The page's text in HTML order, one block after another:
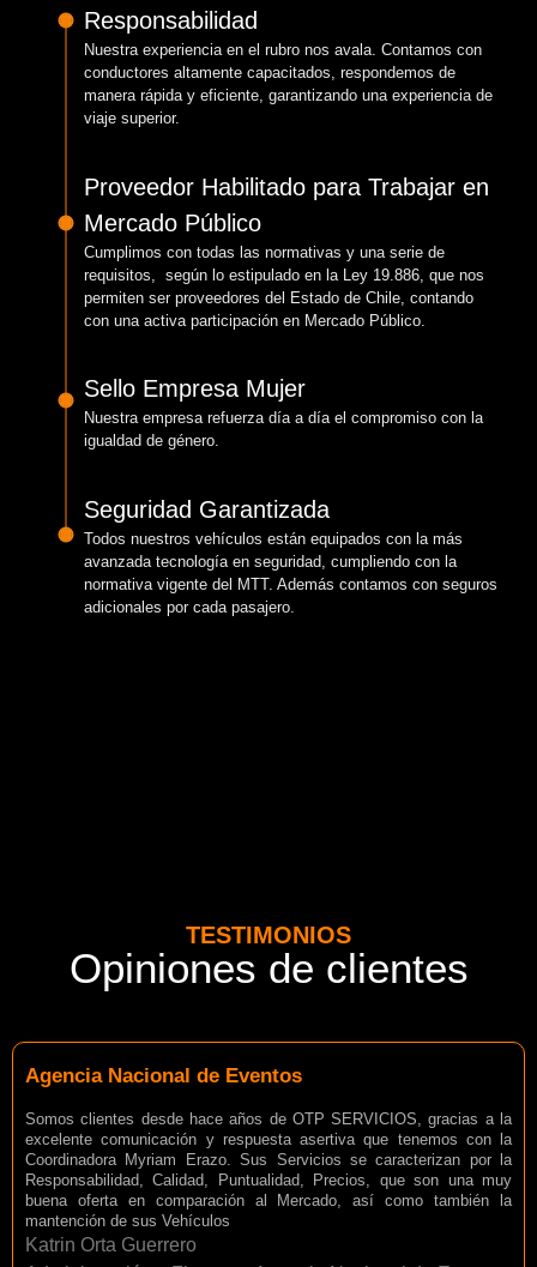
Responsabilidad
Nuestra experiencia en el rubro nos avala. Contamos con
conductores altamente capacitados, respondemos de
manera rápida y eficiente, garantizando una experiencia de
viaje superior.
Proveedor Habilitado para Trabajar en
Mercado Público
Cumplimos con todas las normativas y una serie de
requisitos, según lo estipulado en la Ley 19.886, que nos
permiten ser proveedores del Estado de Chile, contando
con una activa participación en Mercado Público.
Sello Empresa Mujer
Nuestra empresa refuerza día a día el compromiso con la
igualdad de género.
Seguridad Garantizada
Todos nuestros vehículos están equipados con la más
avanzada tecnología en seguridad, cumpliendo con la
normativa vigente del MTT. Además contamos con seguros
adicionales por cada pasajero.
TESTIMONIOS
Opiniones de clientes
Agencia Nacional de Eventos
Somos clientes desde hace años de OTP SERVICIOS, gracias a la
excelente comunicación y respuesta asertiva que tenemos con la
Coordinadora Myriam Erazo. Sus Servicios se caracterizan por la
Responsabilidad, Calidad, Puntualidad, Precios, que son una muy
buena oferta en comparación al Mercado, así como también la
mantención de sus Vehículos
Katrin Orta Guerrero